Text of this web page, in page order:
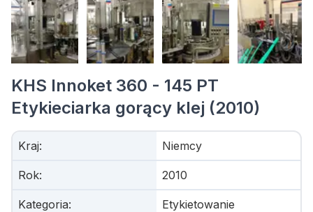
KHS Innoket 360 - 145 PT
Etykieciarka gorący klej (2010)
Kraj: Niemcy
Rok: 2010
Kategoria: Etykietowanie